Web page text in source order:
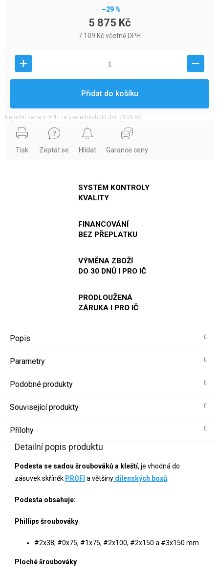
–29 %
5 875 Kč
7 109 Kč včetně DPH
Přidat do košíku
Nejnižší cena s DPH za posledních 30 dní: 7109 Kč
Tisk Zeptat se Hlídat Garance ceny
SYSTÉM KONTROLY
KVALITY
FINANCOVÁNÍ
BEZ PŘEPLATKU
VÝMĚNA ZBOŽÍ
DO 30 DNŮ I PRO IČ
PRODLOUŽENÁ
ZÁRUKA I PRO IČ
Popis
Parametry
Podobné produkty
Související produkty
Přílohy
Detailní popis produktu
Podesta se sadou šroubováků a kleští, je vhodná do
zásuvek skříněk PROFI a většiny dílenských boxů
Podesta obsahuje:
Phillips šroubováky
#2x38, #0x75, #1x75, #2x100, #2x150 a #3x150 mm
Ploché šroubováky